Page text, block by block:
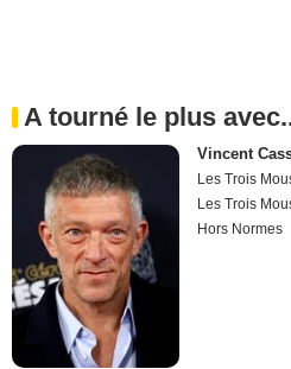
A tourné le plus
Vincent
Les Trois
Les Trois
Hors Normes